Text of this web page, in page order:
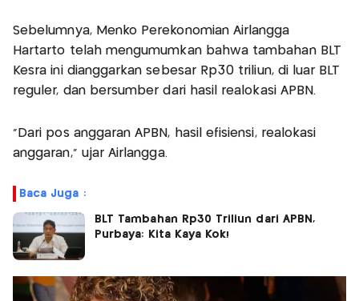
Sebelumnya, Menko Perekonomian Airlangga
Hartarto telah mengumumkan bahwa tambahan BLT
Kesra ini dianggarkan sebesar Rp30 triliun, di luar BLT
reguler, dan bersumber dari hasil realokasi APBN.
“Dari pos anggaran APBN, hasil efisiensi, realokasi
anggaran,” ujar Airlangga.
Baca Juga :
BLT Tambahan Rp30 Triliun dari APBN,
Purbaya: Kita Kaya Kok!